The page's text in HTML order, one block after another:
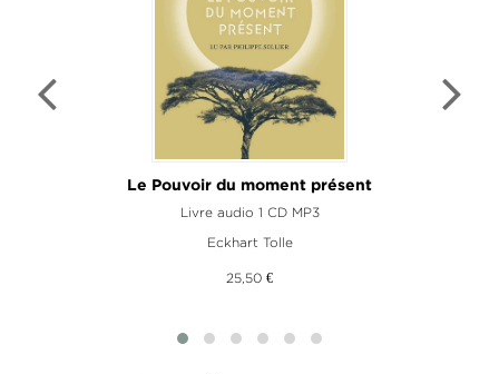
Le Pouvoir du moment présent
Livre audio 1 CD MP3
Eckhart Tolle
25,50 €